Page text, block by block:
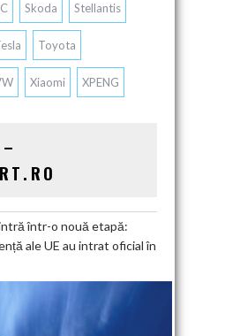
Skoda Stellantis
Toyota
Xiaomi XPENG
într-o nouă etapă:
ale UE au intrat oficial în